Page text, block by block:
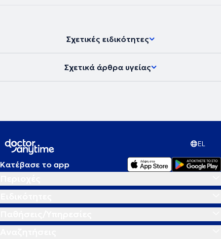
Σχετικές ειδικότητες
Σχετικά άρθρα υγείας
EL
Κατέβασε το app